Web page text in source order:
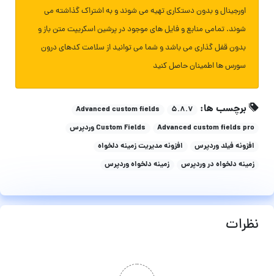
اورجینال و بدون دستکاری تهیه می شوند و به اشتراک گذاشته می
شوند. تمامی منابع و فایل های موجود در پرشین اسکریپت متن باز و
بدون قفل گذاری می باشد و شما می توانید از سلامت کدهای درون
سورس ها اطمینان حاصل کنید
برچسب ها: ۵.۸.۷
Advanced custom fields
Advanced custom fields pro
Custom Fields وردپرس
افزونه فیلد وردپرس
افزونه مدیریت زمینه دلخواه
زمینه دلخواه در وردپرس
زمینه دلخواه وردپرس
نظرات